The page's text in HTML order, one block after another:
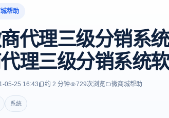
帮助
代理三级分销系
理三级分销系统
05-25 16:43 约 2 分钟 729次浏览 微商城帮助
系统